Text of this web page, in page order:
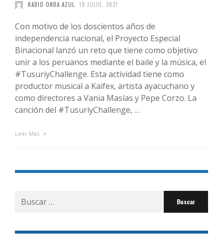
RADIO ONDA AZUL 19 JULIO, 2021
Con motivo de los doscientos años de
independencia nacional, el Proyecto Especial
Binacional lanzó un reto que tiene como objetivo
unir a los peruanos mediante el baile y la música, el
#TusuriyChallenge. Esta actividad tiene como
productor musical a Kaifex, artista ayacuchano y
como directores a Vania Masías y Pepe Corzo. La
canción del #TusuriyChallenge, …
Leer Más
Buscar
por: